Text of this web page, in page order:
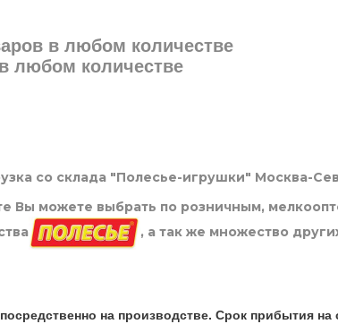
в любом количестве
любом количестве
со склада "Полесье-игрушки" Москва-
Вы можете выбрать по розничным,
, а так же множество
на производстве. Срок прибытия на